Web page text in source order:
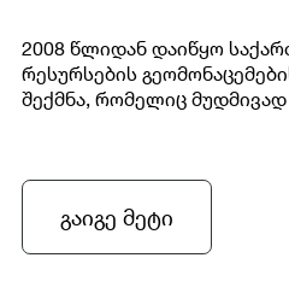
2008 წლიდან დაიწყო
რესურსების
შექმნა, რომელიც
გაიგე მეტი